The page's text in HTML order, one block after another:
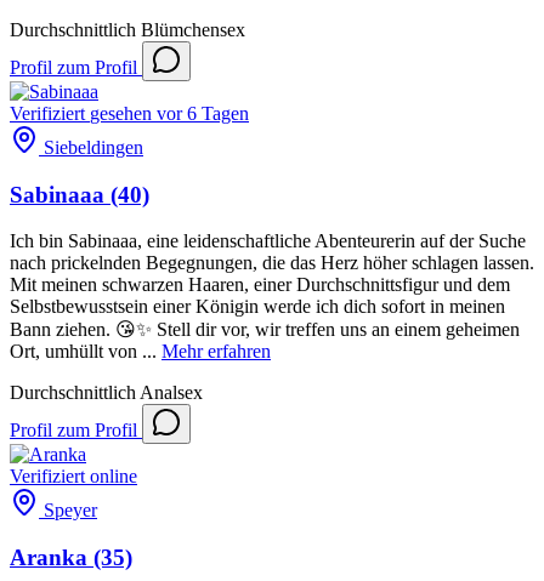
Durchschnittlich Blümchensex
Profil zum Profil
Verifiziert gesehen vor 6 Tagen
Siebeldingen
Sabinaaa (40)
Ich bin Sabinaaa, eine leidenschaftliche Abenteurerin auf der Suche
nach prickelnden Begegnungen, die das Herz höher schlagen lassen.
Mit meinen schwarzen Haaren, einer Durchschnittsfigur und dem
Selbstbewusstsein einer Königin werde ich dich sofort in meinen
Bann ziehen. 😘✨ Stell dir vor, wir treffen uns an einem geheimen
Ort, umhüllt von ... Mehr erfahren
Durchschnittlich Analsex
Profil zum Profil
Verifiziert online
Speyer
Aranka (35)